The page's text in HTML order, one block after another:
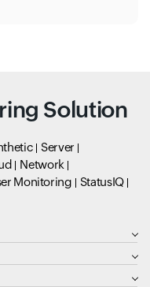
Solution
Server
Network
Monitoring
StatusIQ